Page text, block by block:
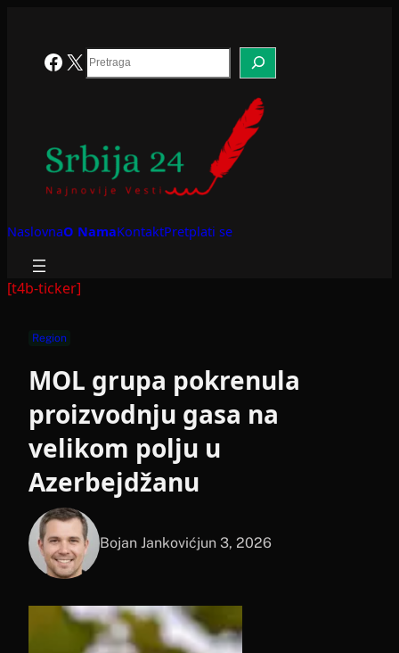
Facebook
X Search
NaslovnaO NamaKontaktPretplati se
[t4b-ticker]
Region
MOL grupa pokrenula
proizvodnju gasa na
velikom polju u
Azerbejdžanu
Bojan Jankovićjun 3, 2026